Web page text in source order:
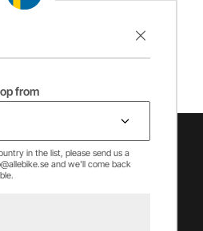
from
in the list, please send us a
and we'll come back